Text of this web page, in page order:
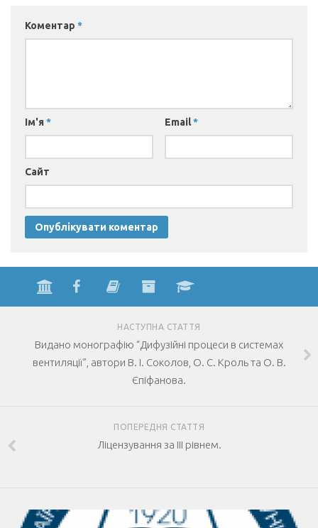
Коментар *
Ім'я * Email*
Сайт
НАСТУПНА СТАТТЯ
Видано монографію “Дифузійні процеси в системах
вентиляції”, автори В. І. Соколов, О. С. Кроль та О. В.
Єпіфанова.
ПОПЕРЕДНЯ СТАТТЯ
Ліцензування за ІІІ рівнем.